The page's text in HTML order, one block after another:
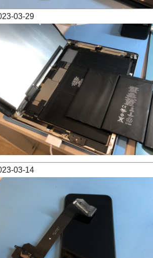
03-29
03-14